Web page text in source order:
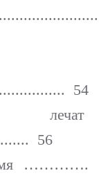
54
56
семя ………….